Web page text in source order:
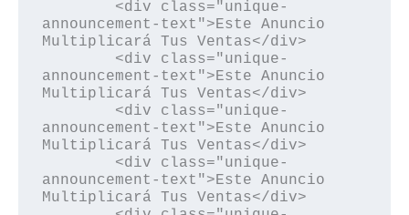
announcement-text">Este Anuncio
Multiplicará Tus Ventas</div>
announcement-text">Este Anuncio
Multiplicará Tus Ventas</div>
announcement-text">Este Anuncio
Multiplicará Tus Ventas</div>
announcement-text">Este Anuncio
Multiplicará Tus Ventas</div>